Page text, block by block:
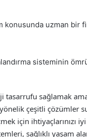
konusunda uzman bir
sisteminin
tasarrufu sağlamak
çeşitli çözümler
için
sağlıklı yaşam